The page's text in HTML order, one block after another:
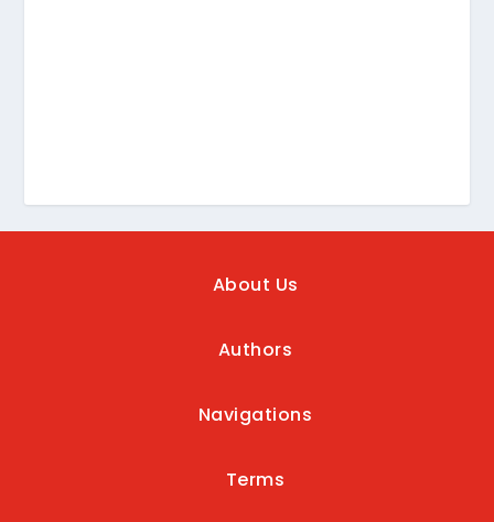
About Us
Authors
Navigations
Terms